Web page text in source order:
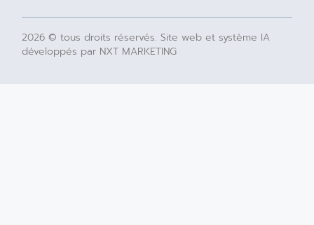
2026 © tous droits réservés. Site web et système IA
développés par NXT MARKETING